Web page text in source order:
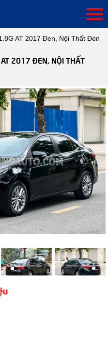
AT 2017 Đen, Nội Thất Đen
AT 2017 ĐEN, NỘI THẤT